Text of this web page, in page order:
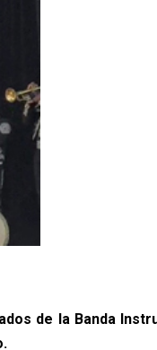
de la Banda